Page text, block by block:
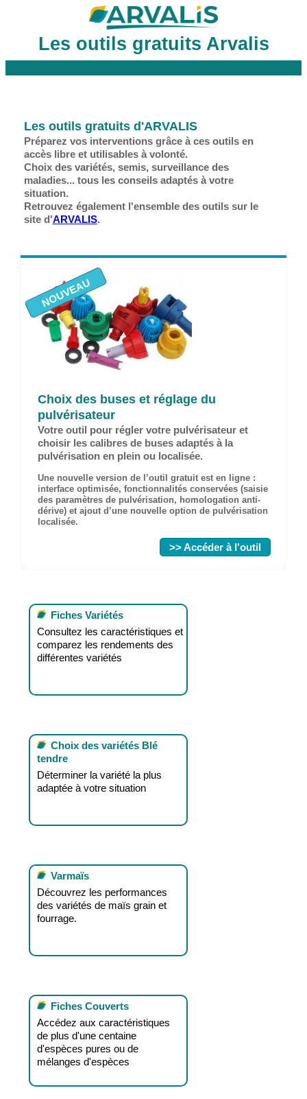
Les outils gratuits Arvalis
Les outils gratuits d'ARVALIS
Préparez vos interventions grâce à ces outils en
accès libre et utilisables à volonté.
Choix des variétés, semis, surveillance des
maladies... tous les conseils adaptés à votre
situation.
Retrouvez également l'ensemble des outils sur le
site d'ARVALIS.
NOUVEAU
Choix des buses et réglage du
pulvérisateur
Votre outil pour régler votre pulvérisateur et
choisir les calibres de buses adaptés à la
pulvérisation en plein ou localisée.
Une nouvelle version de l’outil gratuit est en ligne :
interface optimisée, fonctionnalités conservées (saisie
des paramètres de pulvérisation, homologation anti-
dérive) et ajout d’une nouvelle option de pulvérisation
localisée.
>> Accéder à l'outil
Fiches Variétés
Consultez les caractéristiques et
comparez les rendements des
différentes variétés
Choix des variétés Blé
tendre
Déterminer la variété la plus
adaptée à votre situation
Varmaïs
Découvrez les performances
des variétés de maïs grain et
fourrage.
Fiches Couverts
Accédez aux caractéristiques
de plus d'une centaine
d'espèces pures ou de
mélanges d'espèces